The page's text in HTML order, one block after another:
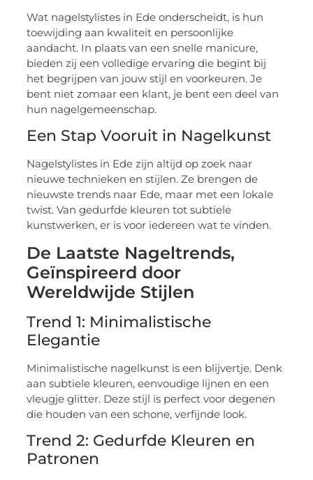
Wat nagelstylistes in Ede onderscheidt, is hun
toewijding aan kwaliteit en persoonlijke
aandacht. In plaats van een snelle manicure,
bieden zij een volledige ervaring die begint bij
het begrijpen van jouw stijl en voorkeuren. Je
bent niet zomaar een klant, je bent een deel van
hun nagelgemeenschap.
Een Stap Vooruit in Nagelkunst
Nagelstylistes in Ede zijn altijd op zoek naar
nieuwe technieken en stijlen. Ze brengen de
nieuwste trends naar Ede, maar met een lokale
twist. Van gedurfde kleuren tot subtiele
kunstwerken, er is voor iedereen wat te vinden.
De Laatste Nageltrends,
Geïnspireerd door
Wereldwijde Stijlen
Trend 1: Minimalistische
Elegantie
Minimalistische nagelkunst is een blijvertje. Denk
aan subtiele kleuren, eenvoudige lijnen en een
vleugje glitter. Deze stijl is perfect voor degenen
die houden van een schone, verfijnde look.
Trend 2: Gedurfde Kleuren en
Patronen